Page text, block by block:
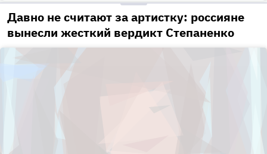
Давно не считают за артистку: россияне
вынесли жесткий вердикт Степаненко